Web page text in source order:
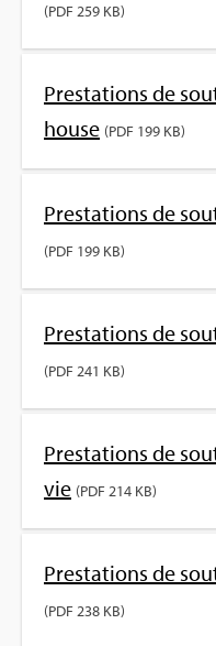
(PDF 259 KB)
Pres­ta­tions de
house (PDF 199 KB)
Pres­ta­tions de
(PDF 199 KB)
Pres­ta­tions de
(PDF 241 KB)
Pres­ta­tions de
vie (PDF 214 KB)
Pres­ta­tions de
(PDF 238 KB)